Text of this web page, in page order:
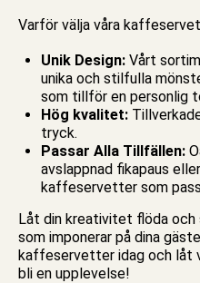
Varför välja våra
Unik Design: Vårt
unika och stilfulla
som tillför en personlig
Hög kvalitet:
tryck.
Passar Alla Tillfällen:
avslappnad fikapaus
kaffeservetter som
Låt din kreativitet flöda och
som imponerar på dina
kaffeservetter idag och låt
bli en upplevelse!